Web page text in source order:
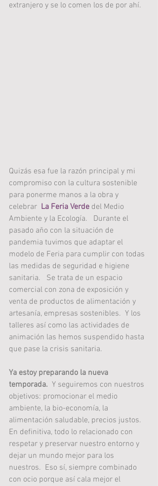
extranjero y se lo comen los de por ahí.
Quizás esa fue la razón principal y mi
compromiso con la cultura sostenible
para ponerme manos a la obra y
celebrar La Feria Verde del Medio
Ambiente y la Ecología.   Durante el
pasado año con la situación de
pandemia tuvimos que adaptar el
modelo de Feria para cumplir con todas
las medidas de seguridad e higiene
sanitaria.   Se trata de un espacio
comercial con zona de exposición y
venta de productos de alimentación y
artesanía, empresas sostenibles.  Y los
talleres así como las actividades de
animación las hemos suspendido hasta
que pase la crisis sanitaria.
Ya estoy preparando la nueva
temporada.
  Y seguiremos con nuestros
objetivos: promocionar el medio
ambiente, la bio-economía, la
alimentación saludable, precios justos.
En definitiva, todo lo relacionado con
respetar y preservar nuestro entorno y
dejar un mundo mejor para los
nuestros.  Eso sí, siempre combinado
con ocio porque así cala mejor el